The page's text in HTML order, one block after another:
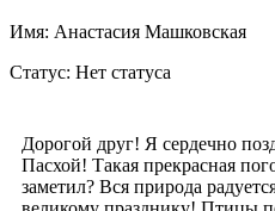
Имя: Анастасия Машковская
Статус: Нет статуса
Дорогой друг! Я сердечно
Пасхой! Такая прекрасная
заметил? Вся природа